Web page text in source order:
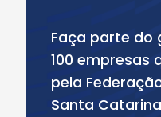
Faça parte do
100 empresas
pela
Santa